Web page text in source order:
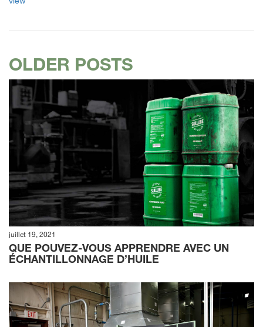
OLDER POSTS
juillet 19, 2021
QUE POUVEZ-VOUS APPRENDRE AVEC UN
ÉCHANTILLONNAGE D’HUILE